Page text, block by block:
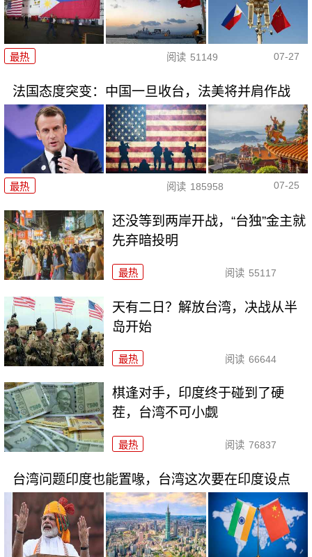
最热 阅读 51149 07-27
法国态度突变：中国一旦收台，法美将并肩作战
最热 阅读 185958 07-25
还没等到两岸开战，“台独”金主就
先弃暗投明
最热 阅读 55117
天有二日？解放台湾，决战从半
岛开始
最热 阅读 66644
棋逢对手，印度终于碰到了硬
茬，台湾不可小觑
最热 阅读 76837
台湾问题印度也能置喙，台湾这次要在印度设点